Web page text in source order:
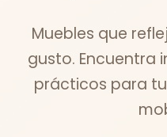
Muebles que
gusto. Encuentra
prácticos para